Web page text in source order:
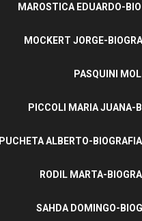
MAROSTICA EDUARDO-
MOCKERT JORGE-
PASQUINI
PICCOLI MARIA JUANA-
PUCHETA ALBERTO-BIOGRAFIA
RODIL MARTA-
SAHDA DOMINGO-